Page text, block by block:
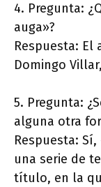
4. Pregunta:
auga»?
Respuesta: El
Domingo
5. Pregunta:
alguna otra
Respuesta:
una serie de
título, en la